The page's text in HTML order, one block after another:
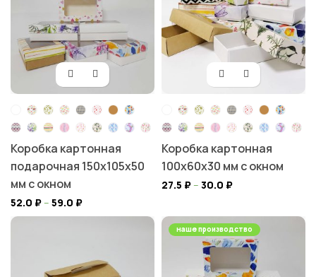
Коробка картонная
подарочная 150х105х50
мм с окном
52.0 ₽– 59.0 ₽
Коробка картонная
100х60х30 мм с окном
27.5 ₽– 30.0 ₽
наше производство